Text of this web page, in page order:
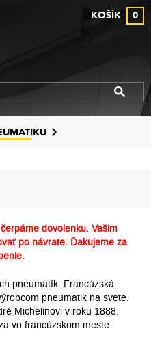
KOŠÍK 0
DISKOV
čerpáme dovolenku. Vašim
po návrate. Ďakujeme za
pneumatík. Francúzská
pneumatik na svete.
Michelinovi v roku 1888.
vo francúzskom meste